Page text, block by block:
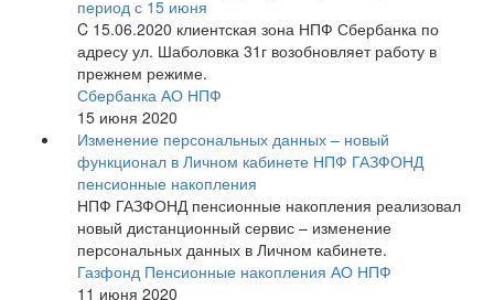
период с 15 июня
C 15.06.2020 клиентская зона НПФ Сбербанка по
адресу ул. Шаболовка 31г возобновляет работу в
прежнем режиме.
Сбербанка АО НПФ
15 июня 2020
Изменение персональных данных – новый
функционал в Личном кабинете НПФ ГАЗФОНД
пенсионные накопления
НПФ ГАЗФОНД пенсионные накопления реализовал
новый дистанционный сервис – изменение
персональных данных в Личном кабинете.
Газфонд Пенсионные накопления АО НПФ
11 июня 2020